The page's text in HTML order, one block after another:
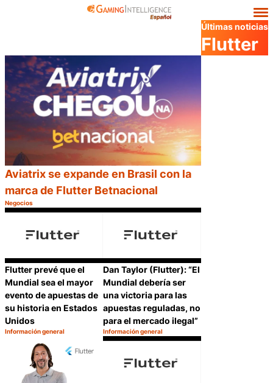
Últimas noticias
Flutter
Aviatrix se expande en Brasil con la
marca de Flutter Betnacional
Categoría:
Negocios
Flutter prevé que el
Mundial sea el mayor
evento de apuestas de
su historia en Estados
Unidos
Categoría:
Información general
Compartir
Dan Taylor (Flutter): “El
Mundial debería ser
una victoria para las
apuestas reguladas, no
para el mercado ilegal”
Categoría:
Información general